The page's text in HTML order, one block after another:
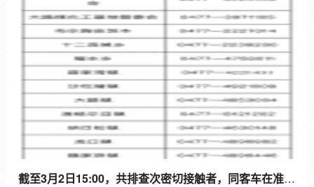
截至3月2日15:00，共排查次密切接触者，同客车在准格尔旗14人鄂尔多斯准格尔旗